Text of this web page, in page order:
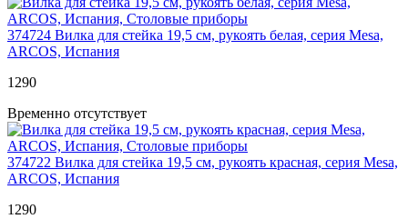
374724 Вилка для стейка 19,5 см, рукоять белая, серия Mesa,
ARCOS, Испания
1 290
Временно отсутствует
374722 Вилка для стейка 19,5 см, рукоять красная, серия Mesa,
ARCOS, Испания
1 290